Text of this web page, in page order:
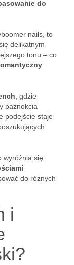
do
nails, to
delikatnym
tonu – co
, gdzie
paznokcia
podejście staje
wyróżnia się
do różnych
i